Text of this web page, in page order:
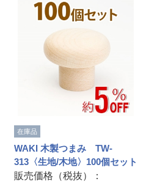
在庫品
WAKI 木製つまみ TW-
313〈生地/木地〉100個セット
販売価格（税抜）：